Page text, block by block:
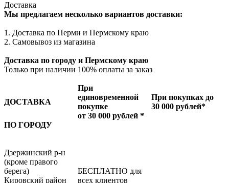
Доставка
Мы предлагаем несколько вариантов доставки:
1. Доставка по Перми и Пермскому краю
2. Самовывоз из магазина
Доставка по городу и Пермскому краю
Только при наличии 100% оплаты за заказ
ДОСТАВКА
При
единовременной
покупке
от 30 000 рублей *
При покупках до
30 000 рублей*
ПО ГОРОДУ
Дзержинский р-н
(кроме правого
берега)
Кировский район
БЕСПЛАТНО для
всех клиентов